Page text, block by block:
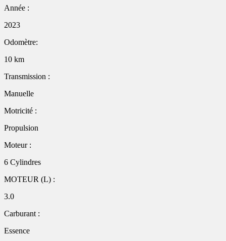
Année :
2023
Odomètre:
10 km
Transmission :
Manuelle
Motricité :
Propulsion
Moteur :
6 Cylindres
MOTEUR (L) :
3.0
Carburant :
Essence